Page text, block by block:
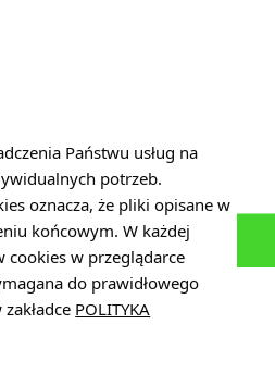
Państwu usług na
potrzeb.
oznacza, że pliki opisane w
końcowym. W każdej
cookies w przeglądarce
do prawidłowego
POLITYKA
Plan Równości Płci (GEP)
Deklaracja dostępności
Standardy Ochrony